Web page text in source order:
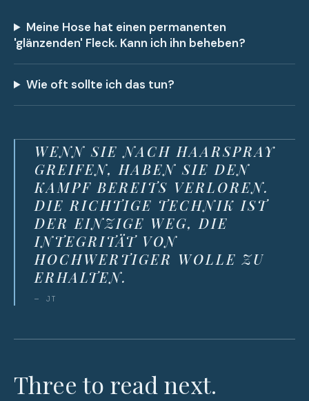
Meine Hose hat einen permanenten
'glänzenden' Fleck. Kann ich ihn beheben?
Wie oft sollte ich das tun?
WENN SIE NACH HAARSPRAY
GREIFEN, HABEN SIE DEN
KAMPF BEREITS VERLOREN.
DIE RICHTIGE TECHNIK IST
DER EINZIGE WEG, DIE
INTEGRITÄT VON
HOCHWERTIGER WOLLE ZU
ERHALTEN.
— JT
Three to read next.